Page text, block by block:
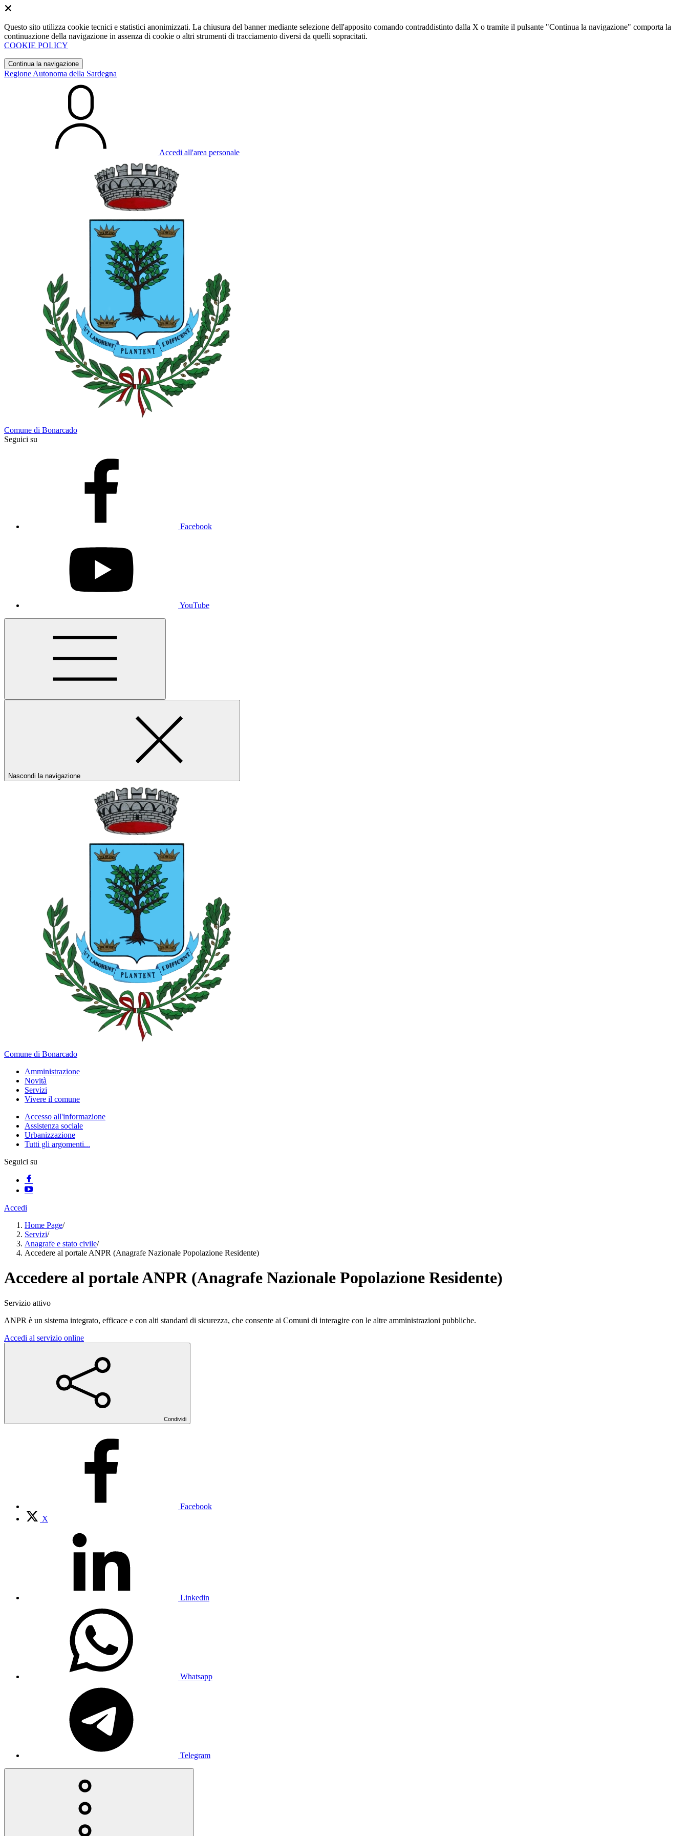
Questo sito utilizza cookie tecnici e statistici anonimizzati. La chiusura del banner mediante selezione dell'apposito comando contraddistinto dalla X o tramite il pulsante "Continua la navigazione" comporta la
continuazione della navigazione in assenza di cookie o altri strumenti di tracciamento diversi da quelli sopracitati.
COOKIE POLICY
Continua la navigazione
Regione Autonoma della Sardegna
Accedi all'area personale
Comune di Bonarcado
Seguici su
Facebook
YouTube
Nascondi la navigazione
Comune di Bonarcado
Amministrazione
Novità
Servizi
Vivere il comune
Accesso all'informazione
Assistenza sociale
Urbanizzazione
Tutti gli argomenti...
Seguici su
Accedi
Home Page/
Servizi/
Anagrafe e stato civile/
Accedere al portale ANPR (Anagrafe Nazionale Popolazione Residente)
Accedere al portale ANPR (Anagrafe Nazionale Popolazione Residente)
Servizio attivo
ANPR è un sistema integrato, efficace e con alti standard di sicurezza, che consente ai Comuni di interagire con le altre amministrazioni pubbliche.
Accedi al servizio online
Condividi
Facebook
X
Linkedin
Whatsapp
Telegram